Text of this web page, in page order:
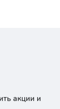
акции и